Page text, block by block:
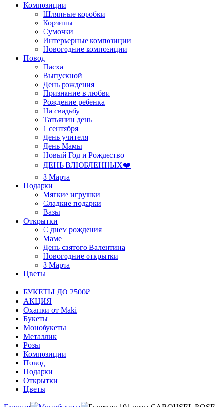
Композиции
Шляпные коробки
Корзины
Сумочки
Интерьерные композиции
Новогодние композиции
Повод
Пасха
Выпускной
День рождения
Признание в любви
Рождение ребенка
На свадьбу
Татьянин день
1 сентября
День учителя
День Мамы
Новый Год и Рождество
ДЕНЬ ВЛЮБЛЕННЫХ❤️
8 Марта
Подарки
Мягкие игрушки
Сладкие подарки
Вазы
Открытки
С днем рождения
Маме
День святого Валентина
Новогодние открытки
8 Марта
Цветы
БУКЕТЫ ДО 2500₽
АКЦИЯ
Охапки от Maki
Букеты
Монобукеты
Металлик
Розы
Композиции
Повод
Подарки
Открытки
Цветы